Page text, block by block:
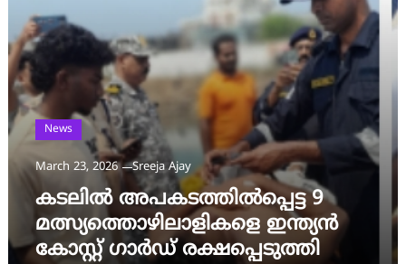
News
March 23, 2026 Sreeja Ajay
കടലിൽ അപകടത്തിൽപ്പെട്ട 9
മത്സ്യത്തൊഴിലാളികളെ ഇന്ത്യൻ
കോസ്റ്റ് ഗാർഡ് രക്ഷപ്പെടുത്തി